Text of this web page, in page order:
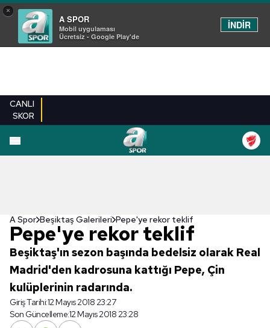
×
A SPOR
Mobil uygulaması
Ücretsiz - Google Play'de
İNDİR
CANLI
SKOR
EN YENILER
A Spor Beşiktaş Galerileri Pepe'ye rekor teklif
Pepe'ye rekor teklif
Beşiktaş'ın sezon başında bedelsiz olarak Real
Madrid'den kadrosuna kattığı Pepe, Çin
kulüplerinin radarında.
Giriş Tarihi:12 Mayıs 2018 23:27
Son Güncelleme:12 Mayıs 2018 23:28